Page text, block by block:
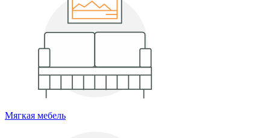
Мягкая мебель